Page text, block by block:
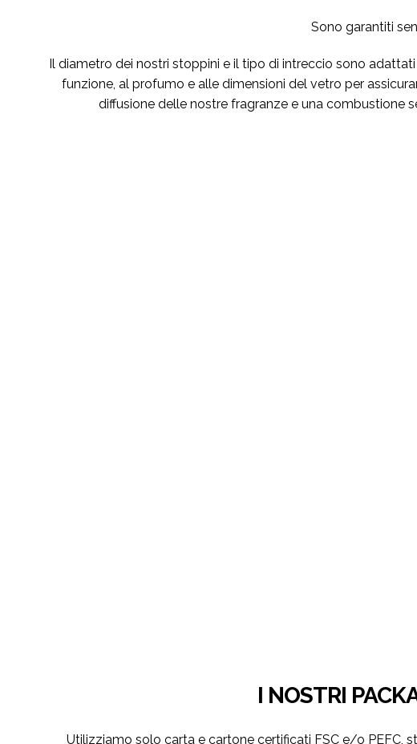
Sono garantiti
Il diametro dei nostri stoppini e il tipo di intreccio sono
funzione, al profumo e alle dimensioni del vetro per
diffusione delle nostre fragranze e una combustione
I NOSTRI
Utilizziamo solo carta e cartone certificati FSC e/o PEFC,